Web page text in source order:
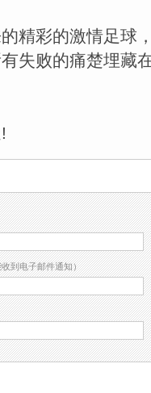
精彩的激情足球
失败的痛楚埋藏
到电子邮件通知）